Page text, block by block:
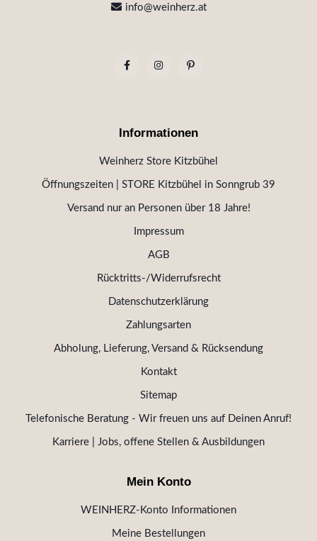
info@weinherz.at
Informationen
Weinherz Store Kitzbühel
Öffnungszeiten | STORE Kitzbühel in Sonngrub 39
Versand nur an Personen über 18 Jahre!
Impressum
AGB
Rücktritts-/Widerrufsrecht
Datenschutzerklärung
Zahlungsarten
Abholung, Lieferung, Versand & Rücksendung
Kontakt
Sitemap
Telefonische Beratung - Wir freuen uns auf Deinen Anruf!
Karriere | Jobs, offene Stellen & Ausbildungen
Mein Konto
WEINHERZ-Konto Informationen
Meine Bestellungen